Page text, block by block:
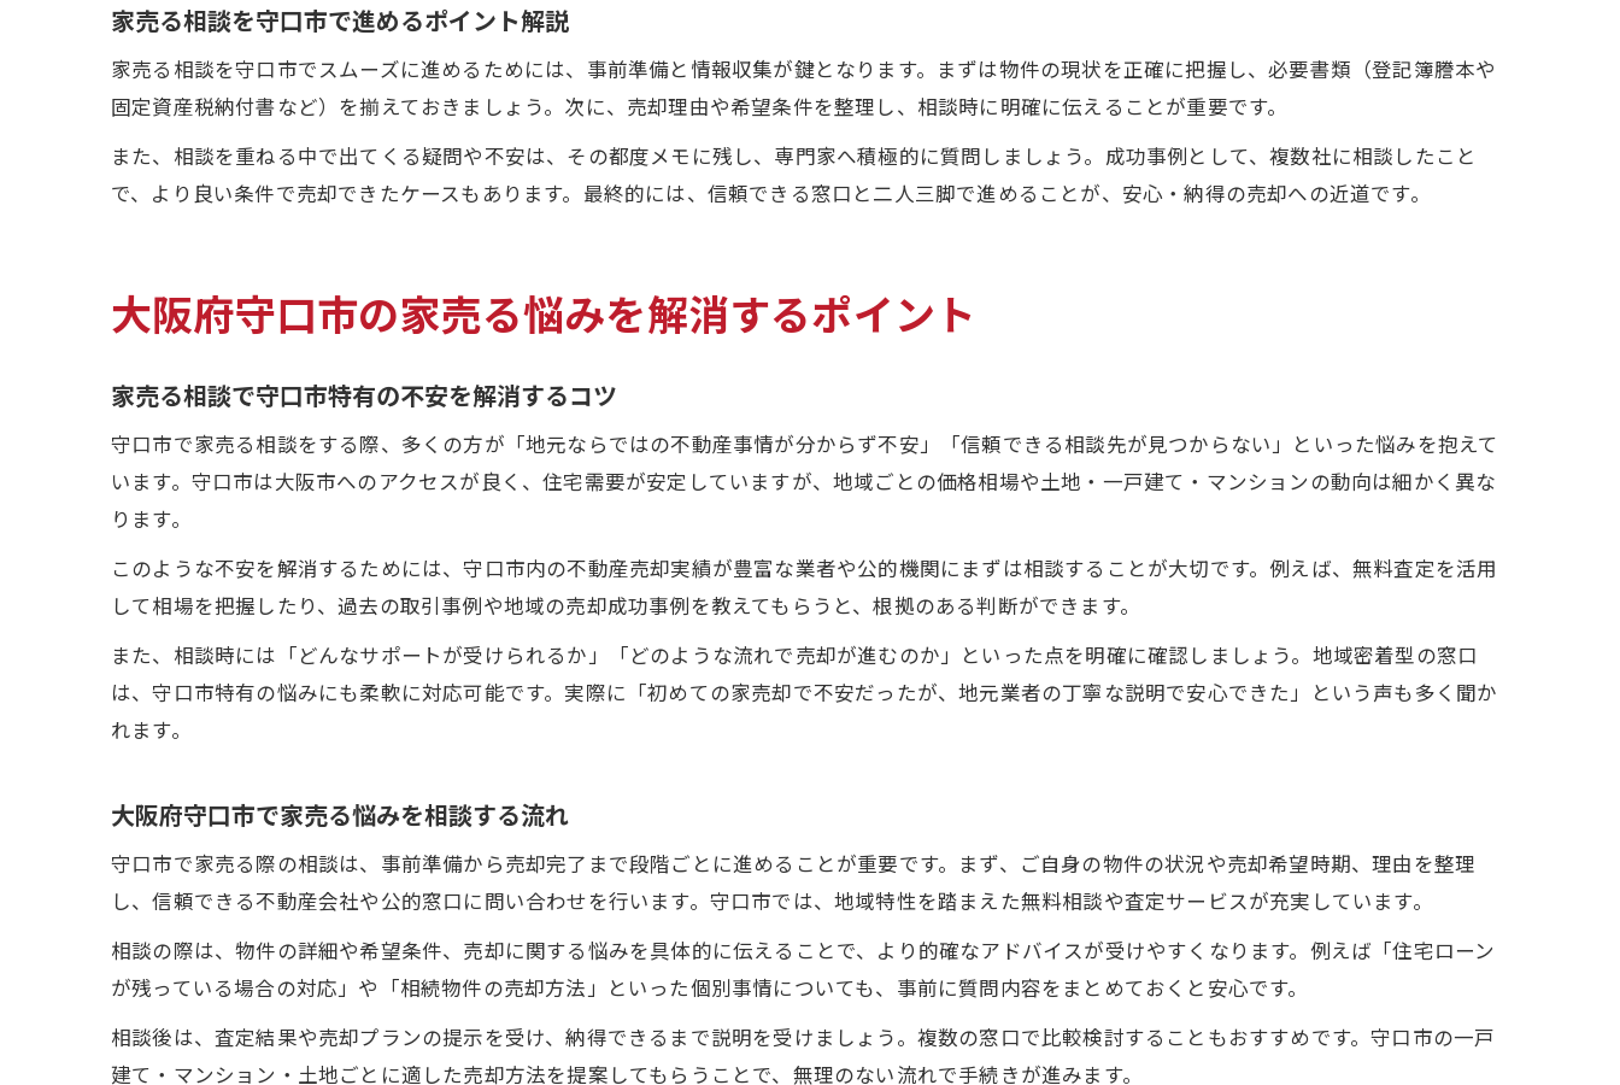
家売る相談を守口市で進めるポイント解説
家売る相談を守口市でスムーズに進めるためには、事前準備と情報収集が鍵となります。まずは物件の現状を正確に把握し、必要書類（登記簿謄本や
固定資産税納付書など）を揃えておきましょう。次に、売却理由や希望条件を整理し、相談時に明確に伝えることが重要です。
また、相談を重ねる中で出てくる疑問や不安は、その都度メモに残し、専門家へ積極的に質問しましょう。成功事例として、複数社に相談したこと
で、より良い条件で売却できたケースもあります。最終的には、信頼できる窓口と二人三脚で進めることが、安心・納得の売却への近道です。
大阪府守口市の家売る悩みを解消するポイント
家売る相談で守口市特有の不安を解消するコツ
守口市で家売る相談をする際、多くの方が「地元ならではの不動産事情が分からず不安」「信頼できる相談先が見つからない」といった悩みを抱えて
います。守口市は大阪市へのアクセスが良く、住宅需要が安定していますが、地域ごとの価格相場や土地・一戸建て・マンションの動向は細かく異な
ります。
このような不安を解消するためには、守口市内の不動産売却実績が豊富な業者や公的機関にまずは相談することが大切です。例えば、無料査定を活用
して相場を把握したり、過去の取引事例や地域の売却成功事例を教えてもらうと、根拠のある判断ができます。
また、相談時には「どんなサポートが受けられるか」「どのような流れで売却が進むのか」といった点を明確に確認しましょう。地域密着型の窓口
は、守口市特有の悩みにも柔軟に対応可能です。実際に「初めての家売却で不安だったが、地元業者の丁寧な説明で安心できた」という声も多く聞か
れます。
大阪府守口市で家売る悩みを相談する流れ
守口市で家売る際の相談は、事前準備から売却完了まで段階ごとに進めることが重要です。まず、ご自身の物件の状況や売却希望時期、理由を整理
し、信頼できる不動産会社や公的窓口に問い合わせを行います。守口市では、地域特性を踏まえた無料相談や査定サービスが充実しています。
相談の際は、物件の詳細や希望条件、売却に関する悩みを具体的に伝えることで、より的確なアドバイスが受けやすくなります。例えば「住宅ローン
が残っている場合の対応」や「相続物件の売却方法」といった個別事情についても、事前に質問内容をまとめておくと安心です。
相談後は、査定結果や売却プランの提示を受け、納得できるまで説明を受けましょう。複数の窓口で比較検討することもおすすめです。守口市の一戸
建て・マンション・土地ごとに適した売却方法を提案してもらうことで、無理のない流れで手続きが進みます。